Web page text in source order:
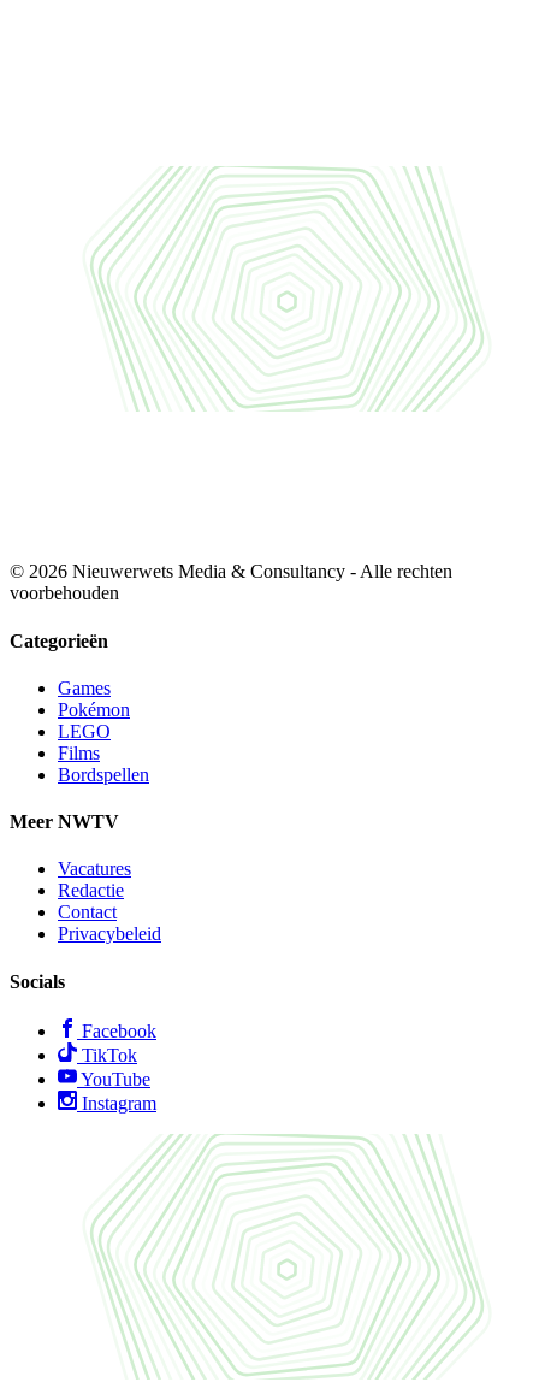
© 2026 Nieuwerwets Media & Consultancy - Alle rechten
voorbehouden
Categorieën
Games
Pokémon
LEGO
Films
Bordspellen
Meer NWTV
Vacatures
Redactie
Contact
Privacybeleid
Socials
Facebook
TikTok
YouTube
Instagram